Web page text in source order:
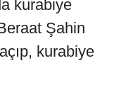
kurabiye
Şahin
kurabiye